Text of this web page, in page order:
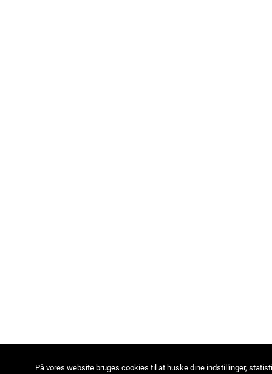
På vores website bruges cookies til at huske dine indstillinger,